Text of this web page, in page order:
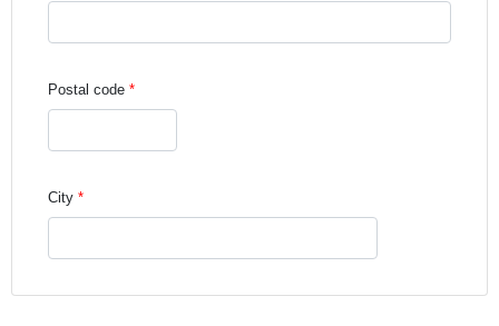
Street address line 3
Postal code
City